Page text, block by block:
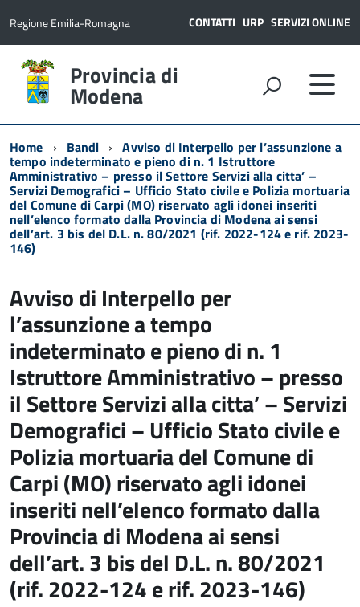
Regione Emilia-Romagna CONTATTI URP SERVIZI ONLINE
Provincia di
Modena
Home Bandi Avviso di Interpello per l’assunzione a
tempo indeterminato e pieno di n. 1 Istruttore
Amministrativo – presso il Settore Servizi alla citta’ –
Servizi Demografici – Ufficio Stato civile e Polizia mortuaria
del Comune di Carpi (MO) riservato agli idonei inseriti
nell’elenco formato dalla Provincia di Modena ai sensi
dell’art. 3 bis del D.L. n. 80/2021 (rif. 2022-124 e rif. 2023-
146)
Avviso di Interpello per
l’assunzione a tempo
indeterminato e pieno di n. 1
Istruttore Amministrativo – presso
il Settore Servizi alla citta’ – Servizi
Demografici – Ufficio Stato civile e
Polizia mortuaria del Comune di
Carpi (MO) riservato agli idonei
inseriti nell’elenco formato dalla
Provincia di Modena ai sensi
dell’art. 3 bis del D.L. n. 80/2021
(rif. 2022-124 e rif. 2023-146)